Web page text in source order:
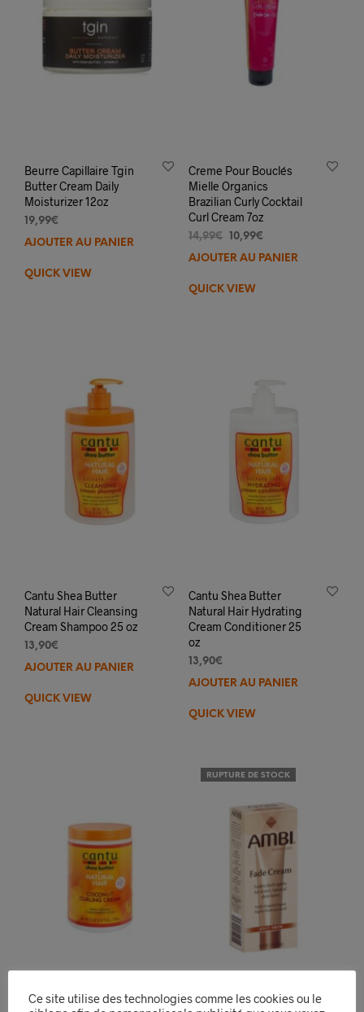
Beurre Capillaire Tgin
Butter Cream Daily
Moisturizer 12oz
19,99€
AJOUTER AU PANIER
QUICK VIEW
Creme Pour Bouclés
Mielle Organics
Brazilian Curly Cocktail
Curl Cream 7oz
14,99€ Le
10,99€
AJOUTER AU PANIER
QUICK VIEW
Cantu Shea Butter
Natural Hair Cleansing
Cream Shampoo 25 oz
13,90€
AJOUTER AU PANIER
QUICK VIEW
Cantu Shea Butter
Natural Hair Hydrating
Cream Conditioner 25
oz
13,90€
AJOUTER AU PANIER
QUICK VIEW
RUPTURE DE STOCK
Ce site utilise des technologies comme les cookies ou le